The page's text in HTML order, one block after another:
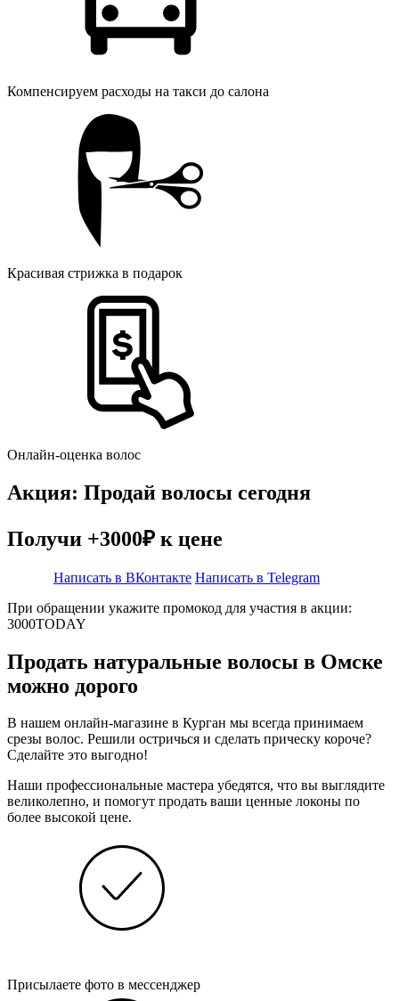
Компенсируем расходы на такси до салона
Красивая стрижка в подарок
Онлайн-оценка волос
Акция: Продай волосы сегодня
Получи +3000₽ к цене
Написать в ВКонтакте Написать в Telegram
При обращении укажите промокод для участия в акции:
3000TODAY
Продать натуральные волосы в Омске
можно дорого
В нашем онлайн-магазине в Курган мы всегда принимаем
срезы волос. Решили остричься и сделать прическу короче?
Сделайте это выгодно!
Наши профессиональные мастера убедятся, что вы выглядите
великолепно, и помогут продать ваши ценные локоны по
более высокой цене.
Присылаете фото в мессенджер